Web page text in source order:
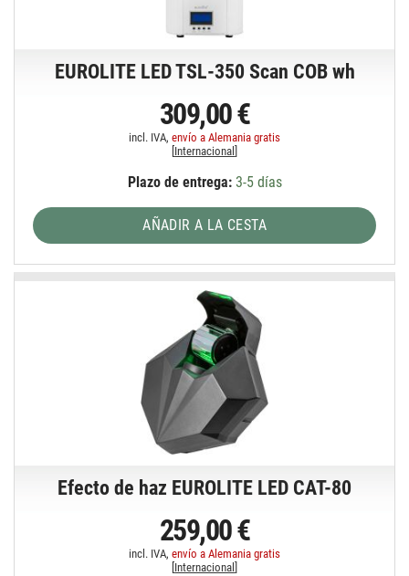
EUROLITE LED TSL-350 Scan COB wh
309,00 €
incl. IVA,envío a Alemania gratis
Internacional
Plazo de entrega:3-5 días
AÑADIR A LA CESTA
Efecto de haz EUROLITE LED CAT-80
259,00 €
incl. IVA,envío a Alemania gratis
Internacional